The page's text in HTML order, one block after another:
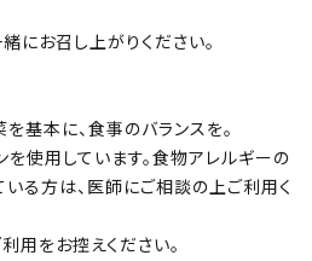
にお召し上がりください。
を基本に、食事のバランスを。
使用しています。食物アレルギーの
る方は、医師にご相談の上ご利用く
用をお控えください。